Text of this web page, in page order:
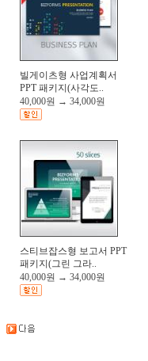
빌게이츠형 사업계획서
PPT 패키지(사각도..
40,000원 → 34,000원
스티브잡스형 보고서 PPT
패키지(그린 그라..
40,000원 → 34,000원